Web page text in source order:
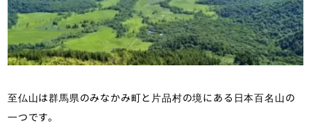
至仏山は群馬県のみなかみ町と片品村の境にある日本百名山の
一つです。